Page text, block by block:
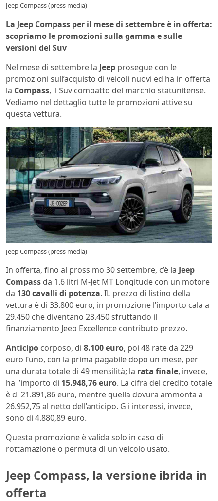
Jeep Compass (press media)
La Jeep Compass per il mese di settembre è in offerta:
scopriamo le promozioni sulla gamma e sulle
versioni del Suv
Nel mese di settembre la Jeep prosegue con le
promozioni sull’acquisto di veicoli nuovi ed ha in offerta
la Compass, il Suv compatto del marchio statunitense.
Vediamo nel dettaglio tutte le promozioni attive su
questa vettura.
Jeep Compass (press media)
In offerta, fino al prossimo 30 settembre, c’è la Jeep
Compass da 1.6 litri M-Jet MT Longitude con un motore
da 130 cavalli di potenza. IL prezzo di listino della
vettura è di 33.800 euro; in promozione l’importo cala a
29.450 che diventano 28.450 sfruttando il
finanziamento Jeep Excellence contributo prezzo.
Anticipo corposo, di 8.100 euro, poi 48 rate da 229
euro l’uno, con la prima pagabile dopo un mese, per
una durata totale di 49 mensilità; la rata finale, invece,
ha l’importo di 15.948,76 euro. La cifra del credito totale
è di 21.891,86 euro, mentre quella dovura ammonta a
26.952,75 al netto dell’anticipo. Gli interessi, invece,
sono di 4.880,89 euro.
Questa promozione è valida solo in caso di
rottamazione o permuta di un veicolo usato.
Jeep Compass, la versione ibrida in
offerta